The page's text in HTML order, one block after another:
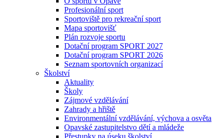
Profesionální sport
Sportoviště pro rekreační sport
Mapa sportovišť
Plán rozvoje sportu
Dotační program SPORT 2027
Dotační program SPORT 2026
Seznam sportovních organizací
Školství
Aktuality
Školy
Zájmové vzdělávání
Zahrady a hřiště
Environmentální vzdělávání, výchova a osvěta
Opavské zastupitelstvo dětí a mládeže